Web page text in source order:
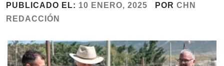
PUBLICADO EL: 10 ENERO, 2025 POR CHN
REDACCIÓN